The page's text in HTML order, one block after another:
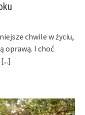
chwile w życiu,
oprawą. I choć
[...]